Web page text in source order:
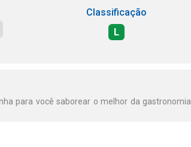
Classificação
L
para você saborear o melhor da gastronomia